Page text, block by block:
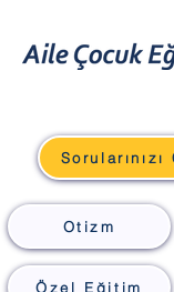
Özel Eğitim
Otizm